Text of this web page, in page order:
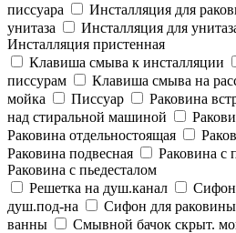
писсуара
Инсталляция для
унитаза
Инсталляция для
Инсталляция пристенная
Клавиша смыва к инсталляции
писсурам
Клавиша смыва на
мойка
Писсуар Раковина
над стиральной машиной
Раковина отдельностоящая
Раковина подвесная
Раковина с
Раковина с пьедесталом
Решетка на душ.канал
Сифон
душ.под-на
Сифон для раковины
ванны
Смывной бачок скрыт.